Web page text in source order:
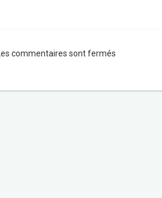
Les commentaires sont fermés